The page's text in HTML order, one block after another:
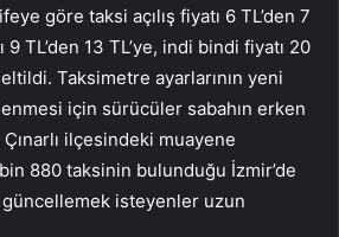
göre taksi açılış fiyatı 6 TL’den 7
9 TL’den 13 TL’ye, indi bindi fiyatı 20
Taksimetre ayarlarının yeni
için sürücüler sabahın erken
ilçesindeki muayene
880 taksinin bulunduğu İzmir’de
güncellemek isteyenler uzun